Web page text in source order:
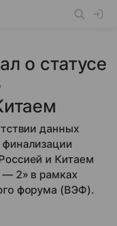
о статусе
данных
и Китаем
— 2» в рамках
форума (ВЭФ).